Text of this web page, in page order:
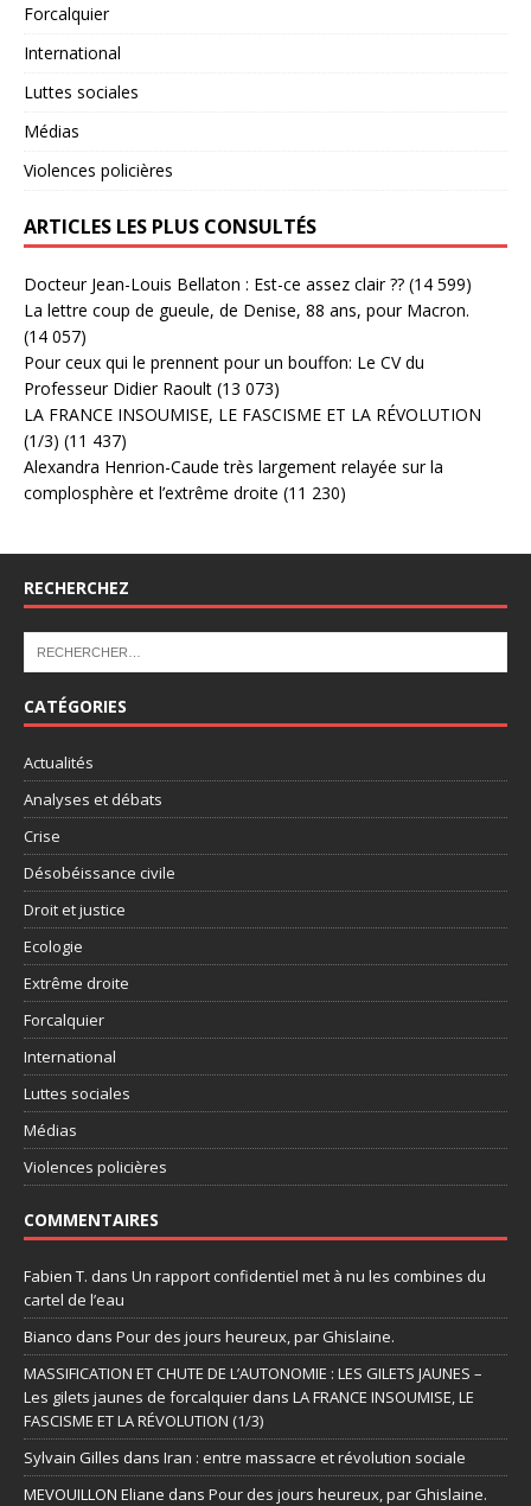
Forcalquier
International
Luttes sociales
Médias
Violences policières
ARTICLES LES PLUS CONSULTÉS
Docteur Jean-Louis Bellaton : Est-ce assez clair ?? (14 599)
La lettre coup de gueule, de Denise, 88 ans, pour Macron.
(14 057)
Pour ceux qui le prennent pour un bouffon: Le CV du
Professeur Didier Raoult (13 073)
LA FRANCE INSOUMISE, LE FASCISME ET LA RÉVOLUTION
(1/3) (11 437)
Alexandra Henrion-Caude très largement relayée sur la
complosphère et l’extrême droite (11 230)
RECHERCHEZ
CATÉGORIES
Actualités
Analyses et débats
Crise
Désobéissance civile
Droit et justice
Ecologie
Extrême droite
Forcalquier
International
Luttes sociales
Médias
Violences policières
COMMENTAIRES
Fabien T. dans Un rapport confidentiel met à nu les combines du
cartel de l’eau
Bianco dans Pour des jours heureux, par Ghislaine.
MASSIFICATION ET CHUTE DE L’AUTONOMIE : LES GILETS JAUNES –
Les gilets jaunes de forcalquier dans LA FRANCE INSOUMISE, LE
FASCISME ET LA RÉVOLUTION (1/3)
Sylvain Gilles dans Iran : entre massacre et révolution sociale
MEVOUILLON Eliane dans Pour des jours heureux, par Ghislaine.